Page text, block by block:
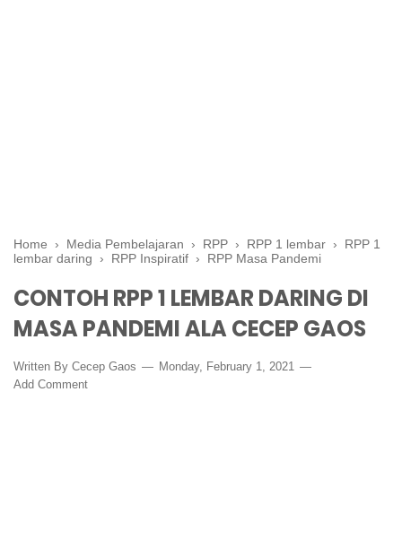
Home › Media Pembelajaran › RPP › RPP 1 lembar › RPP 1
lembar daring
› RPP Inspiratif › RPP Masa Pandemi
CONTOH RPP 1 LEMBAR DARING DI
MASA PANDEMI ALA CECEP GAOS
Written By Cecep Gaos
Monday, February 1, 2021
Add Comment